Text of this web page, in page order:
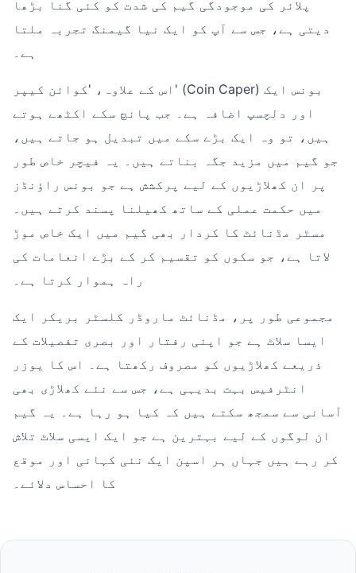
پلائر کی موجودگی گیم کی شدت کو کئی گنا بڑھا
دیتی ہے، جس سے آپ کو ایک نیا گیمنگ تجربہ ملتا
ہے۔
اس کے علاوہ، 'کوائن کیپر' (Coin Caper) بونس ایک
اور دلچسپ اضافہ ہے۔ جب پانچ سکے اکٹھے ہوتے
ہیں، تو وہ ایک بڑے سکے میں تبدیل ہو جاتے ہیں،
جو گیم میں مزید جگہ بناتے ہیں۔ یہ فیچر خاص طور
پر ان کھلاڑیوں کے لیے پرکشش ہے جو بونس راؤنڈز
میں حکمت عملی کے ساتھ کھیلنا پسند کرتے ہیں۔
مسٹر مڈنائٹ کا کردار بھی گیم میں ایک خاص موڑ
لاتا ہے، جو سکوں کو تقسیم کر کے بڑے انعامات کی
راہ ہموار کرتا ہے۔
مجموعی طور پر، مڈنائٹ ماروڈر کلسٹر بریکر ایک
ایسا سلاٹ ہے جو اپنی رفتار اور بصری تفصیلات کے
ذریعے کھلاڑیوں کو مصروف رکھتا ہے۔ اس کا یوزر
انٹرفیس بہت بدیہی ہے، جس سے نئے کھلاڑی بھی
آسانی سے سمجھ سکتے ہیں کہ کیا ہو رہا ہے۔ یہ گیم
ان لوگوں کے لیے بہترین ہے جو ایک ایسی سلاٹ تلاش
کر رہے ہیں جہاں ہر اسپن ایک نئی کہانی اور موقع
کا احساس دلائے۔